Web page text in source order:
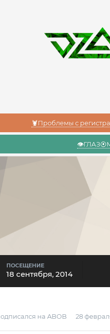
🦞Проблемы с
ПОСЕЩЕНИЕ
18 сентября, 2014
на ABOB 28